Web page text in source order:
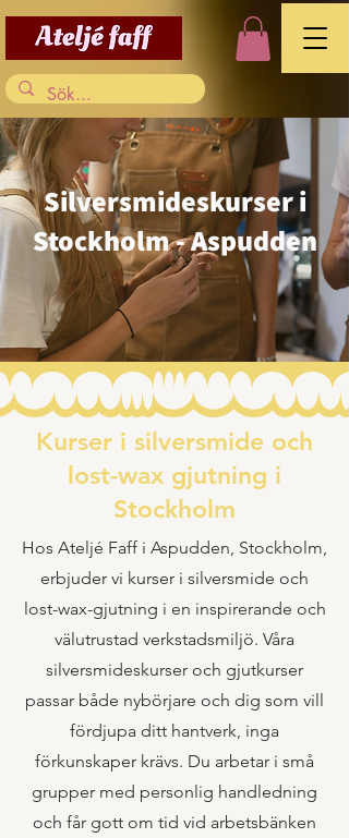
Silversmideskurser i
Stockholm - Aspudden
Kurser i silversmide och
lost-wax gjutning i
Stockholm
Hos Ateljé Faff i Aspudden, Stockholm,
erbjuder vi kurser i silversmide och
lost-wax-gjutning i en inspirerande och
välutrustad verkstadsmiljö. Våra
silversmideskurser och gjutkurser
passar både nybörjare och dig som vill
fördjupa ditt hantverk, inga
förkunskaper krävs. Du arbetar i små
grupper med personlig handledning
och får gott om tid vid arbetsbänken